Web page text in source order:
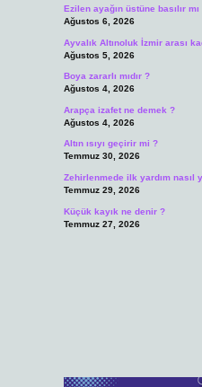
Ezilen ayağın üstüne basılır mı
Ağustos 6, 2026
Ayvalık Altınoluk İzmir arası
Ağustos 5, 2026
Boya zararlı mıdır ?
Ağustos 4, 2026
Arapça izafet ne demek ?
Ağustos 4, 2026
Altın ısıyı geçirir mi ?
Temmuz 30, 2026
Zehirlenmede ilk yardım nasıl
Temmuz 29, 2026
Küçük kayık ne denir ?
Temmuz 27, 2026